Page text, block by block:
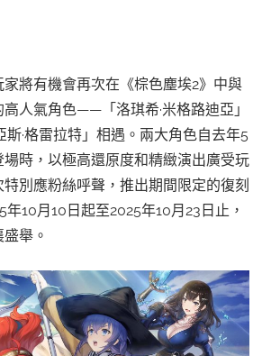
家將有機會再次在《棕色塵埃2》中與
人氣角色——「洛琪希·米格路迪亞」
斯·格雷拉特」相遇。兩大角色自去年5
時，以極高還原度和精緻演出廣受玩
別應粉絲呼聲，推出期間限定的復刻
10月10日起至2025年10月23日止，
舉。